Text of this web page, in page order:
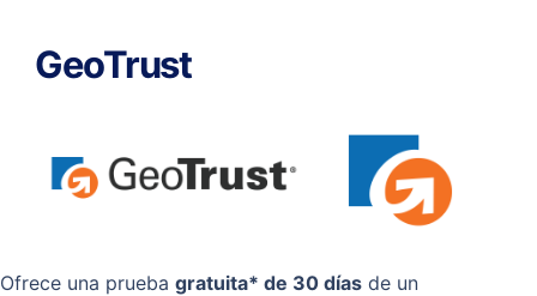
GeoTrust
Ofrece una prueba gratuita* de 30 días de un